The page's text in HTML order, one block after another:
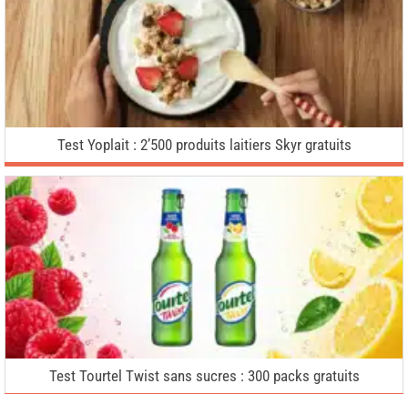
Test Yoplait : 2’500 produits laitiers Skyr gratuits
Test Tourtel Twist sans sucres : 300 packs gratuits